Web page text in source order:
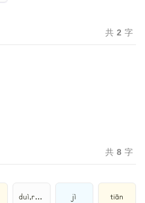
共 2 字
共 8 字
duì,ruì,yuè jì tiān